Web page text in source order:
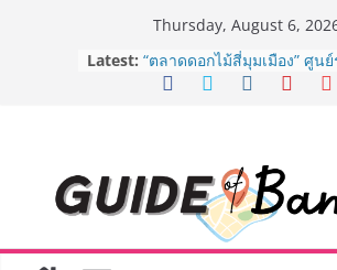
Thursday, August 6,
Latest: “ตลาดดอกไม้สี่มุมเมือง” ศูน
สด ดอกไม้ประดิษฐ์ พวงมาลัย
ครั้งแรกของไทย ส่งอุปกรณ์วิ
“CE-7 MATCH” ฝีมือคนไทย
สำรวจดวงจันทร์ 24 สิงหาค
8.8 “ซูเลียน” รวมพลังนักธุร
ประเทศ จัดประชุมใหญ่แห่งปี